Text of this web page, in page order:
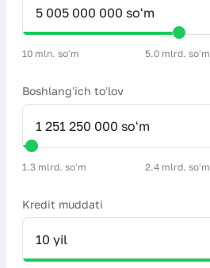
10 mln. soʻm 5.0 mlrd. soʻm
Boshlangʻich toʻlov
1.3 mlrd. soʻm 2.4 mlrd. soʻm
Kredit muddati